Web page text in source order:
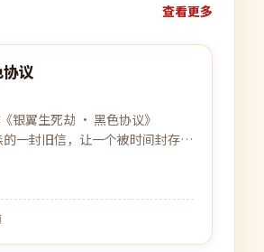
查看更多
99:32
议
银翼生死劫 · 黑色协议》
一封旧信，让一个被时间封存的
、守候与原谅。
99:29